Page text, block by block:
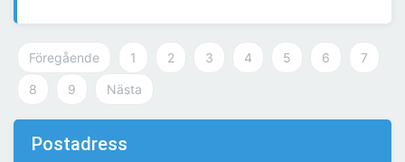
Föregående 1 2 3 4 5 6 7
8 9 Nästa
Postadress